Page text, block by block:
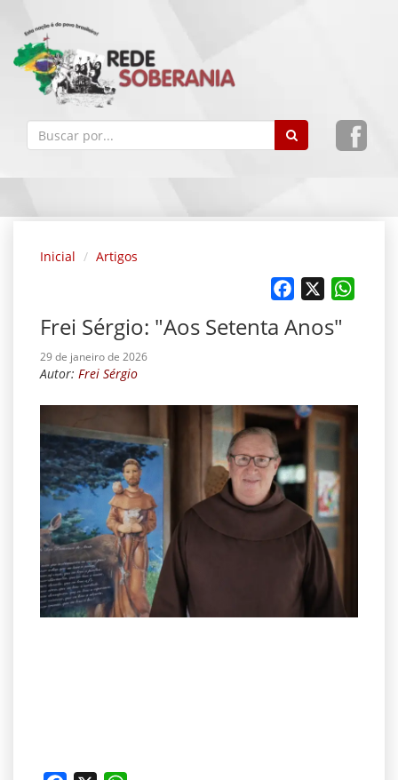
Inicial Artigos
Facebook
Frei Sérgio: "Aos Setenta Anos"
29 de janeiro de 2026
Autor: Frei Sérgio